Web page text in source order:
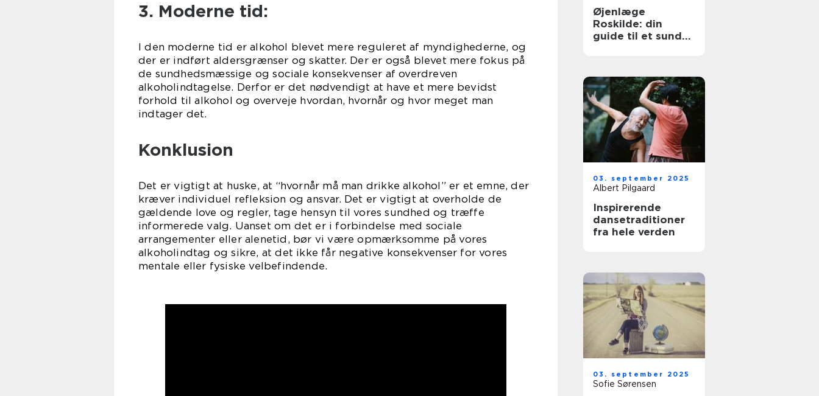
3. Moderne tid:
I den moderne tid er alkohol blevet mere reguleret af myndighederne, og
der er indført aldersgrænser og skatter. Der er også blevet mere fokus på
de sundhedsmæssige og sociale konsekvenser af overdreven
alkoholindtagelse. Derfor er det nødvendigt at have et mere bevidst
forhold til alkohol og overveje hvordan, hvornår og hvor meget man
indtager det.
Konklusion
Det er vigtigt at huske, at “hvornår må man drikke alkohol” er et emne, der
kræver individuel refleksion og ansvar. Det er vigtigt at overholde de
gældende love og regler, tage hensyn til vores sundhed og træffe
informerede valg. Uanset om det er i forbindelse med sociale
arrangementer eller alenetid, bør vi være opmærksomme på vores
alkoholindtag og sikre, at det ikke får negative konsekvenser for vores
mentale eller fysiske velbefindende.
Øjenlæge
Roskilde: din
guide til et sundt
03. september 2025
Albert Pilgaard
Inspirerende
dansetraditioner
fra hele verden
03. september 2025
Sofie Sørensen